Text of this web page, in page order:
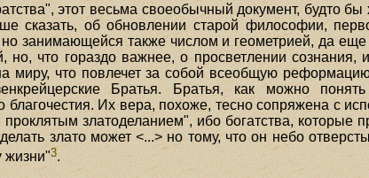
этот весьма своеобычный документ, будто
сказать, об обновлении старой философии,
но занимающейся также числом и геометрией, да
но, что гораздо важнее, о просветлении
миру, что повлечет за собой всеобщую
Братья. Братья, как можно
благочестия. Их вера, похоже, тесно сопряжена с
златоделанием", ибо богатства, которые
злато может <...> но тому, что он небо
жизни"3.